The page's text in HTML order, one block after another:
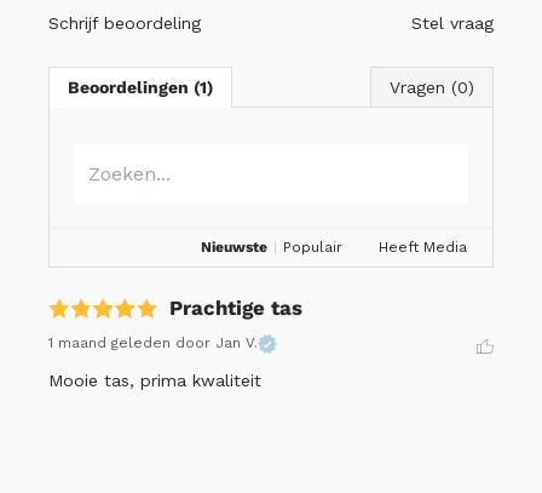
Schrijf beoordeling Stel vraag
Beoordelingen (1) Vragen (0)
Nieuwste Populair Heeft Media
Prachtige tas
1 maand geleden door Jan V.
Mooie tas, prima kwaliteit